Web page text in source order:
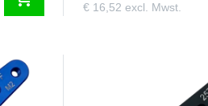
€ 16,52 excl. Mwst.